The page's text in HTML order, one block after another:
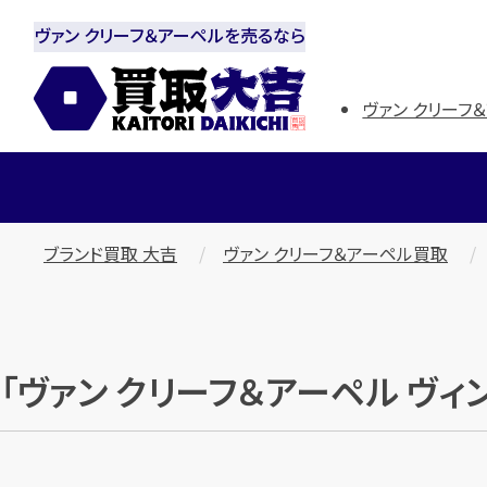
ヴァン クリーフ＆アーペルを売るなら
ヴァン クリーフ
ブランド買取 大吉 ヴァン クリーフ＆アーペル買取
「ヴァン クリーフ＆アーペル ヴ